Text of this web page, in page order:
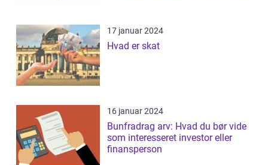
17 januar 2024
Hvad er skat
16 januar 2024
Bunfradrag arv: Hvad du bør vide
som interesseret investor eller
finansperson